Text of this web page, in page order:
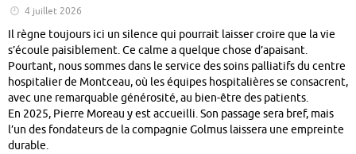
4 juillet 2026
Il règne toujours ici un silence qui pourrait laisser croire que la vie
s’écoule paisiblement. Ce calme a quelque chose d’apaisant.
Pourtant, nous sommes dans le service des soins palliatifs du centre
hospitalier de Montceau, où les équipes hospitalières se consacrent,
avec une remarquable générosité, au bien-être des patients.
En 2025, Pierre Moreau y est accueilli. Son passage sera bref, mais
l’un des fondateurs de la compagnie Golmus laissera une empreinte
durable.